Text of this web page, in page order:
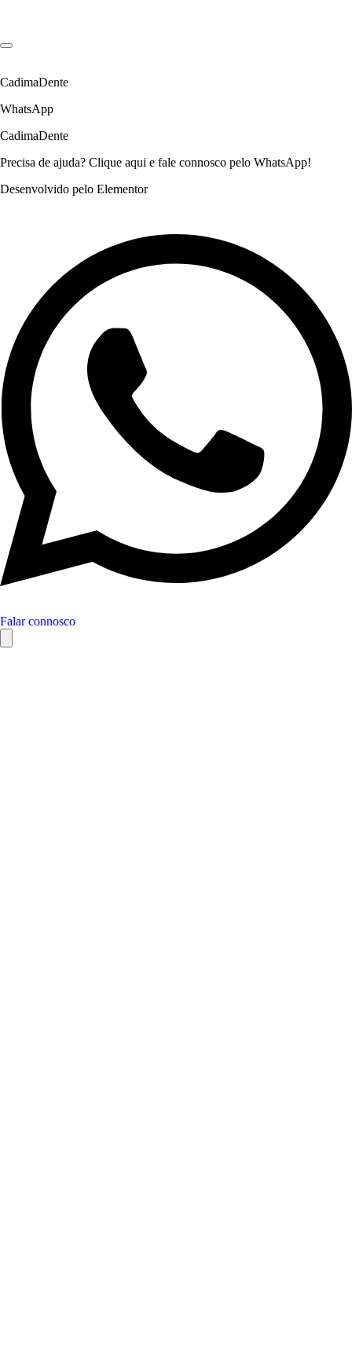
CadimaDente
WhatsApp
CadimaDente
Precisa de ajuda? Clique aqui e fale connosco pelo WhatsApp!
Desenvolvido pelo Elementor
Falar connosco